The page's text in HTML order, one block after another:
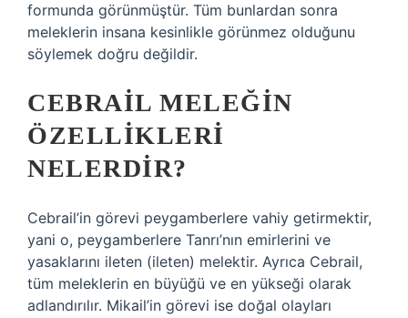
formunda görünmüştür. Tüm bunlardan sonra
meleklerin insana kesinlikle görünmez olduğunu
söylemek doğru değildir.
CEBRAIL MELEĞIN
ÖZELLIKLERI
NELERDIR?
Cebrail’in görevi peygamberlere vahiy getirmektir,
yani o, peygamberlere Tanrı’nın emirlerini ve
yasaklarını ileten (ileten) melektir. Ayrıca Cebrail,
tüm meleklerin en büyüğü ve en yükseği olarak
adlandırılır. Mikail’in görevi ise doğal olayları